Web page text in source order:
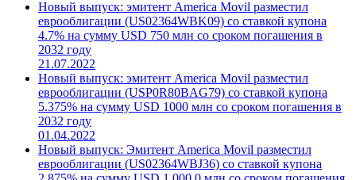
еврооблигации (XS2701559440) со ставкой купона
10.3% на сумму MXN 20000 млн со сроком погашения в
2034 году
26.01.2024
Новый выпуск: эмитент America Movil разместил
еврооблигации (US02364WBK09) со ставкой купона
4.7% на сумму USD 750 млн со сроком погашения в
2032 году
21.07.2022
Новый выпуск: эмитент America Movil разместил
еврооблигации (USP0R80BAG79) со ставкой купона
5.375% на сумму USD 1000 млн со сроком погашения в
2032 году